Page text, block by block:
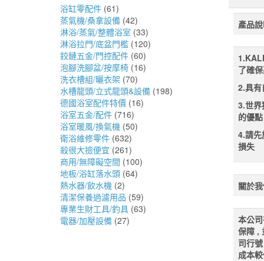
浴缸零配件 (61)
蒸氣機/桑拿設備 (42)
淋浴/蒸氣/整體浴室 (33)
淋浴拉門/底盆門檻 (120)
鉸鏈五金/門控配件 (60)
泡腳洗腳盆/按摩椅 (16)
洗衣槽組/曬衣架 (70)
水槽龍頭/立式龍頭&設備 (198)
德國浴室配件特價 (16)
浴室五金/配件 (716)
浴室暖風/換氣機 (50)
衛浴維修零件 (632)
殺很大撿便宜 (261)
商用/無障礙空間 (100)
地板/浴缸落水頭 (64)
熱水器/飲水機 (2)
清潔保養過濾用品 (59)
專業生財工具/釣具 (63)
電器/加壓設備 (27)
產品
了確
2.具有
3.世
的優
4.請先
損失
關於
本公
保障 ,
司行
成本